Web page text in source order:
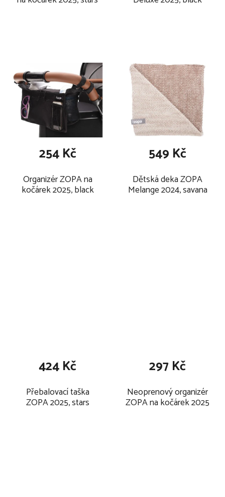
Organizér ZOPA na
kočárek 2025, black
254 Kč
Dětská deka ZOPA
Melange 2024, savana
549 Kč
Přebalovací taška
ZOPA 2025, stars
424 Kč
Neoprenový organizér
ZOPA na kočárek 2025
297 Kč